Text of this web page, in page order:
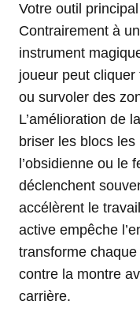
Votre outil
Contrairement à
instrument
joueur peut cliquer
ou survoler des
L’amélioration de
briser les blocs
l’obsidienne ou le
déclenchent
accélèrent le
active empêche
transforme
contre la montre
carrière.